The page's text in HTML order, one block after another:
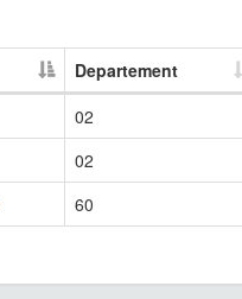
Departement
02
02
60